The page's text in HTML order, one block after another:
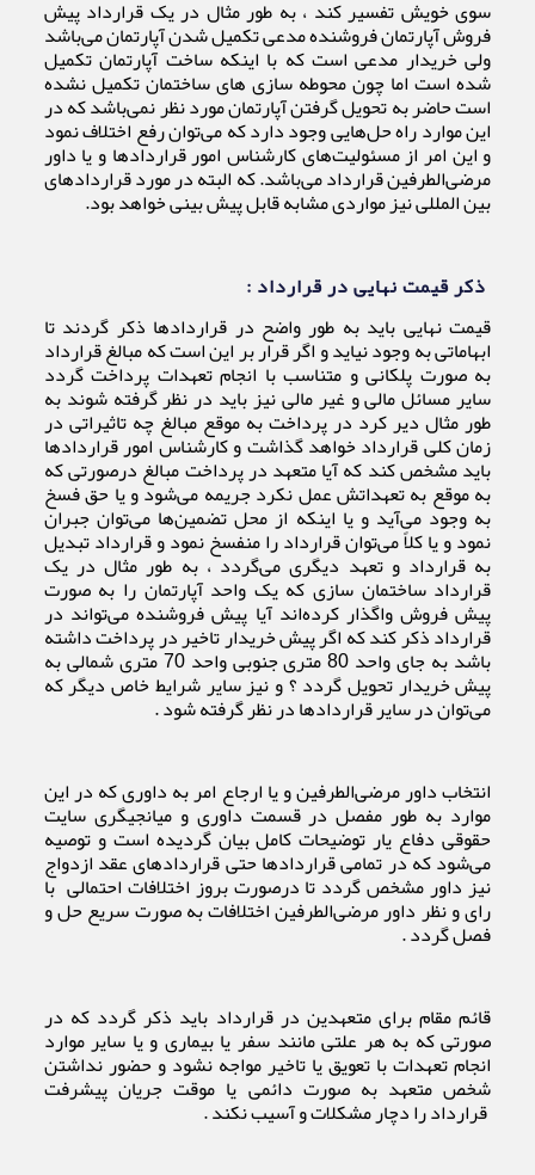
سوی خویش تفسیر کند ، به طور مثال در یک قرارداد پیش
فروش آپارتمان فروشنده مدعی تکمیل شدن آپارتمان می‌باشد
ولی خریدار مدعی است که با اینکه ساخت آپارتمان تکمیل
شده است اما چون محوطه سازی های ساختمان تکمیل نشده
است حاضر به تحویل گرفتن آپارتمان مورد نظر نمی‌باشد که در
این موارد راه حل‌هایی وجود دارد که می‌توان رفع اختلاف نمود
و این امر از مسئولیت‌های کارشناس امور قراردادها و یا داور
مرضی‌الطرفین قرارداد می‌باشد. که البته در مورد قراردادهای
بین المللی نیز مواردی مشابه قابل پیش بینی خواهد بود.
ذکر قیمت نهایی در قرارداد :
قیمت نهایی باید به طور واضح در قراردادها ذکر گردند تا
ابهاماتی به وجود نیاید و اگر قرار بر این است که مبالغ قرارداد
به صورت پلکانی و متناسب با انجام تعهدات پرداخت گردد
سایر مسائل مالی و غیر مالی نیز باید در نظر گرفته شوند به
طور مثال دیر کرد در پرداخت به موقع مبالغ چه تاثیراتی در
زمان کلی قرارداد خواهد گذاشت و کارشناس امور قراردادها
باید مشخص کند که آیا متعهد در پرداخت مبالغ درصورتی که
به موقع به تعهداتش عمل نکرد جریمه می‌شود و یا حق فسخ
به وجود می‌آید و یا اینکه از محل تضمین‌ها می‌توان جبران
نمود و یا کلاً می‌توان قرارداد را منفسخ نمود و قرارداد تبدیل
به قرارداد و تعهد دیگری می‌گردد ، به طور مثال در یک
قرارداد ساختمان سازی که یک واحد آپارتمان را به صورت
پیش فروش واگذار کرده‌اند آیا پیش فروشنده می‌تواند در
قرارداد ذکر کند که اگر پیش خریدار تاخیر در پرداخت داشته
باشد به جای واحد 80 متری جنوبی واحد 70 متری شمالی به
پیش خریدار تحویل گردد ؟ و نیز سایر شرایط خاص دیگر که
می‌توان در سایر قراردادها در نظر گرفته شود .
انتخاب داور مرضی‌الطرفین و یا ارجاع امر به داوری که در این
موارد به طور مفصل در قسمت داوری و میانجیگری سایت
حقوقی دفاع یار توضیحات کامل بیان گردیده است و توصیه
می‌شود که در تمامی قراردادها حتی قراردادهای عقد ازدواج
نیز داور مشخص گردد تا درصورت بروز اختلافات احتمالی با
رای و نظر داور مرضی‌الطرفین اختلافات به صورت سریع حل و
فصل گردد .
قائم مقام برای متعهدین در قرارداد باید ذکر گردد که در
صورتی که به هر علتی مانند سفر یا بیماری و یا سایر موارد
انجام تعهدات با تعویق یا تاخیر مواجه نشود و حضور نداشتن
شخص متعهد به صورت دائمی یا موقت جریان پیشرفت
قرارداد را دچار مشکلات و آسیب نکند .